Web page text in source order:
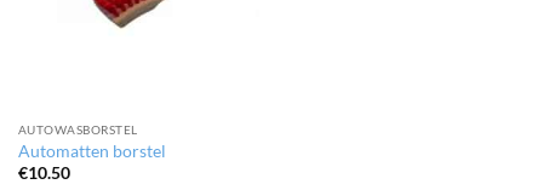
AUTOWASBORSTEL
Automatten borstel
€10.50